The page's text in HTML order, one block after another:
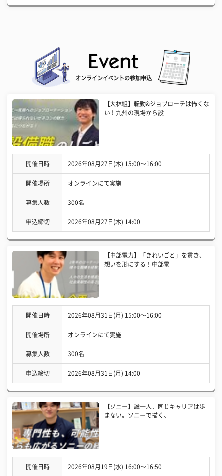
オンラインイベントの参加申込
【大林組】転勤&ジョブローテは怖くな
い！九州の現場から設
開催日時 2026年08月27日(木) 15:00〜16:00
開催場所 オンラインにて実施
募集人数 300名
申込締切 2026年08月27日(木) 14:00
【中部電力】「きれいごと」を貫き、
想いを形にする！中部電
開催日時 2026年08月31日(月) 15:00〜16:00
開催場所 オンラインにて実施
募集人数 300名
申込締切 2026年08月31日(月) 14:00
【ソニー】誰一人、同じキャリアは歩
まない。ソニーで描く、
開催日時 2026年08月19日(水) 16:00〜16:50